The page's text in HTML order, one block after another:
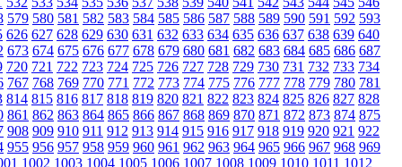
579 580 581 582 583 584 585 586 587 588 589 590 591 592 593
626 627 628 629 630 631 632 633 634 635 636 637 638 639 640
673 674 675 676 677 678 679 680 681 682 683 684 685 686 687
720 721 722 723 724 725 726 727 728 729 730 731 732 733 734
767 768 769 770 771 772 773 774 775 776 777 778 779 780 781
814 815 816 817 818 819 820 821 822 823 824 825 826 827 828
861 862 863 864 865 866 867 868 869 870 871 872 873 874 875
908 909 910 911 912 913 914 915 916 917 918 919 920 921 922
955 956 957 958 959 960 961 962 963 964 965 966 967 968 969
1002 1003 1004 1005 1006 1007 1008 1009 1010 1011 1012